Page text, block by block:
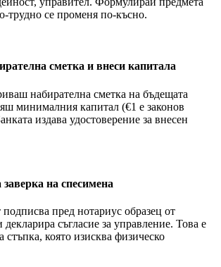
се променя по-късно.
сметка и внеси капитала
набирателна сметка на бъдещата
минималния капитал (€1 е законов
издава удостоверение за внесен
на спесимена
пред нотариус образец от
съгласие за управление. Това е
стъпка, която изисква физическо